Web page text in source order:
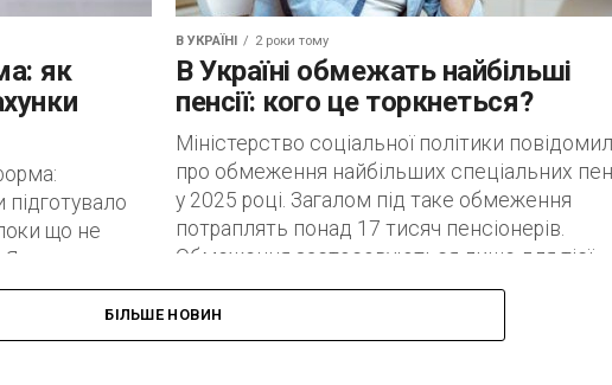
як
підготувало
що не
В УКРАЇНІ 2 роки тому
В Україні обмежать найбільші
пенсії: кого це торкнеться?
Міністерство соціальної політики
про обмеження найбільших спеціальних
у 2025 році. Загалом під таке обмеження
потраплять понад 17 тисяч пенсіонерів.
Обмеження застосовуються лише для тієї...
БІЛЬШЕ НОВИН